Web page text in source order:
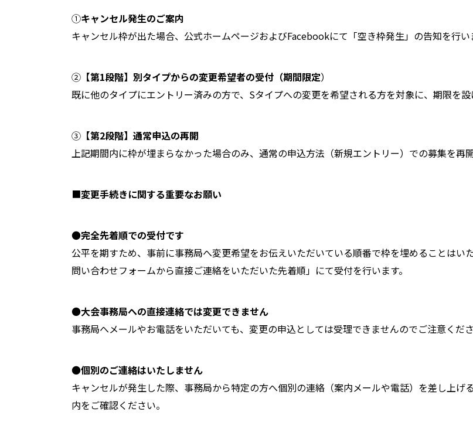
①キャンセル発生のご案内
キャンセル枠が出た場合、公式ホームページおよびFacebookにて「空き枠発生」の告知を行い
② 【第1段階】別タイプからの変更希望者の受付（期間限定）
既に他のタイプにエントリー済みの方で、Sタイプへの変更を希望される方を対象に、期限を設
③ 【第2段階】通常申込の再開
上記期間内に枠が埋まらなかった場合のみ、通常の申込方法（新規エントリー）での募集を再開
■変更手続きに関する重要なお願い
●完全先着順での受付です
公平を期すため、事前に事務局へ変更希望をお伝えいただいている順番で枠を埋めることは
問い合わせフォームから直接ご連絡をいただいた先着順」にて受付を行います。
●大会事務局への直接連絡では変更できません
事務局へメールやお電話をいただいても、変更の申込としては受理できませんのでご注意くださ
●個別のご連絡はいたしません
キャンセルが発生した際、事務局から特定の方へ個別の連絡（案内メールや電話）を差し上
内をご確認ください。